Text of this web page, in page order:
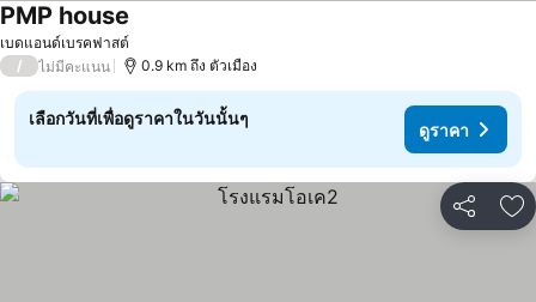
เบดแอนด์เบรคฟาสต์
PMP houseดูราคา
/ ไม่มีคะแนน 0.9 km ถึง ตัวเมือง
เลือกวันที่เพื่อดูราคาในวันนั้นๆ
ดูราคา
แชร์ เ